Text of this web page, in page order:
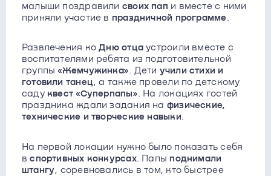
малыши поздравили своих пап и вместе с ними
приняли участие в праздничной программе
Развлечения коДню отца устроили вместе с
воспитателями ребята из подготовительной
группы«Жемчужинка». Дети учили стихи и
готовили танец, а также провели по детскому
саду квест «Суперпапы». На локациях гостей
праздника ждали задания на физические,
технические и творческие навыки.
На первой локации нужно было показать себя
вспортивных конкурсах. Папы поднимали
штангу, соревновались в том, кто быстрее